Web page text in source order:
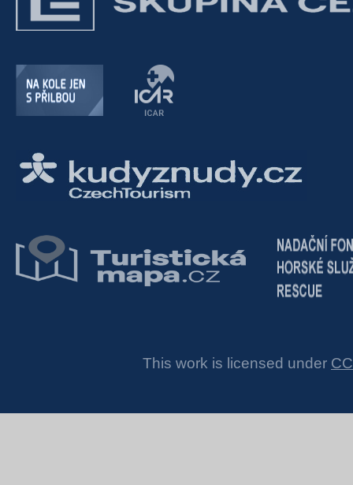
This work is licensed under